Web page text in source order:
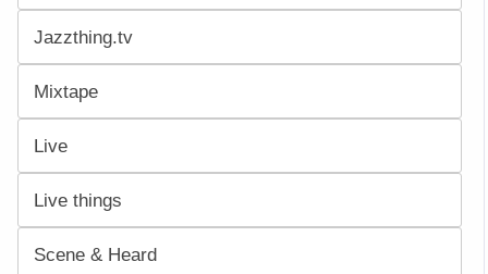
Jazzthing.tv
Mixtape
Live
Live things
Scene & Heard